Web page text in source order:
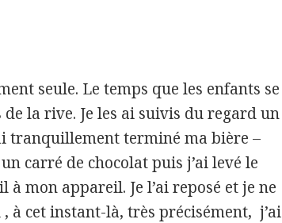
seule. Le temps que les enfants se
la rive. Je les ai suivis du regard un
tranquillement terminé ma bière –
carré de chocolat puis j’ai levé le
mon appareil. Je l’ai reposé et je ne
à cet instant-là, très précisément, j’ai